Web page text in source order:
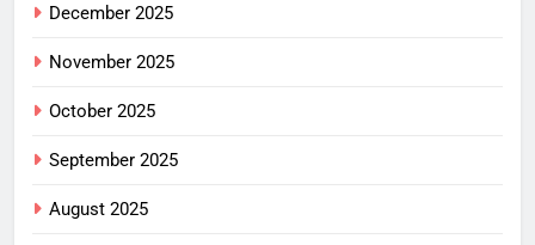
December 2025
November 2025
October 2025
September 2025
August 2025